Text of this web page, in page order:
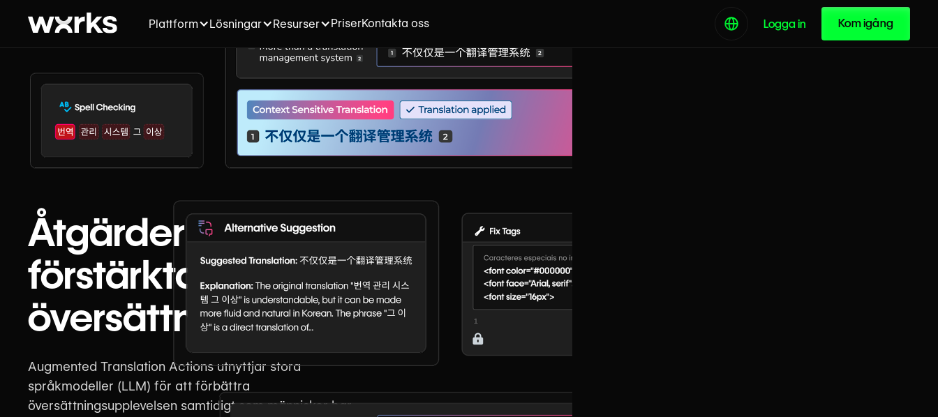
Plattform Lösningar Resurser PriserKontakta oss Logga in Kom igång
Åtgärder för
förstärkta
översättningar
Augmented Translation Actions utnyttjar stora
språkmodeller (LLM) för att förbättra
översättningsupplevelsen samtidigt som människor har